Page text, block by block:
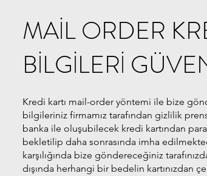
MAİL ORDER
BİLGİLERİ
Kredi kartı mail-order yöntemi ile bize
bilgileriniz firmamız tarafından gizlilik
banka ile oluşubilecek kredi kartından
bekletilip daha sonrasında imha
karşılığında bize göndereceğiniz
dışında herhangi bir bedelin kartınızdan